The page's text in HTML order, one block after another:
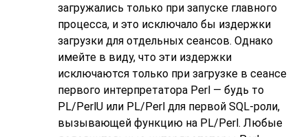
загружались только при запуске главного
процесса, и это исключало бы издержки
загрузки для отдельных сеансов. Однако
имейте в виду, что эти издержки
исключаются только при загрузке в сеансе
первого интерпретатора Perl — будь то
PL/PerlU или PL/Perl для первой SQL-роли,
вызывающей функцию на PL/Perl. Любые